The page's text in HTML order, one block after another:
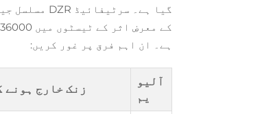
گیا ہے۔ سرٹیفائیڈ DZR مسلسل جیسے CW602N اس حد کو پورا کرتے ہیں۔
ہے۔ ان اہم فرق پر غور کریں:
آلیو
یم
زنک خارج ہونے